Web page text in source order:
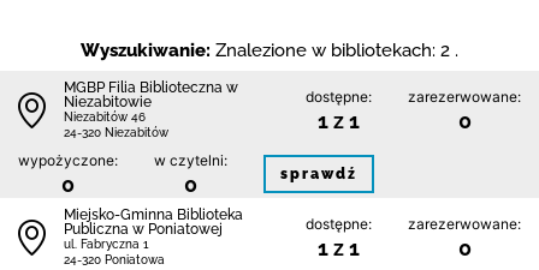
Wyszukiwanie: Znalezione w bibliotekach: 2 .
MGBP Filia Biblioteczna w
Niezabitowie
Niezabitów 46
24-320 Niezabitów
dostępne:
1 z 1
zarezerwowane:
0
wypożyczone:
0
w czytelni:
0 sprawdź
Miejsko-Gminna Biblioteka
Publiczna w Poniatowej
ul. Fabryczna 1
24-320 Poniatowa
dostępne:
1 z 1
zarezerwowane:
0